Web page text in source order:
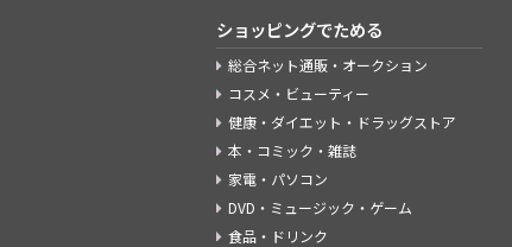
ショッピングでためる
総合ネット通販・オークション
コスメ・ビューティー
健康・ダイエット・ドラッグストア
本・コミック・雑誌
家電・パソコン
DVD・ミュージック・ゲーム
食品・ドリンク